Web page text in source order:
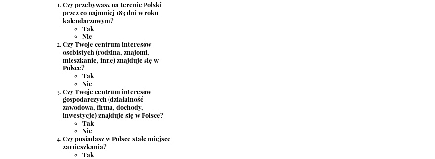
Czy przebywasz na terenie Polski
przez co najmniej 183 dni w roku
kalendarzowym?
Tak
Nie
Czy Twoje centrum interesów
osobistych (rodzina, znajomi,
mieszkanie, inne) znajduje się w
Polsce?
Tak
Nie
Czy Twoje centrum interesów
gospodarczych (działalność
zawodowa, firma, dochody,
inwestycje) znajduje się w Polsce?
Tak
Nie
Czy posiadasz w Polsce stałe miejsce
zamieszkania?
Tak